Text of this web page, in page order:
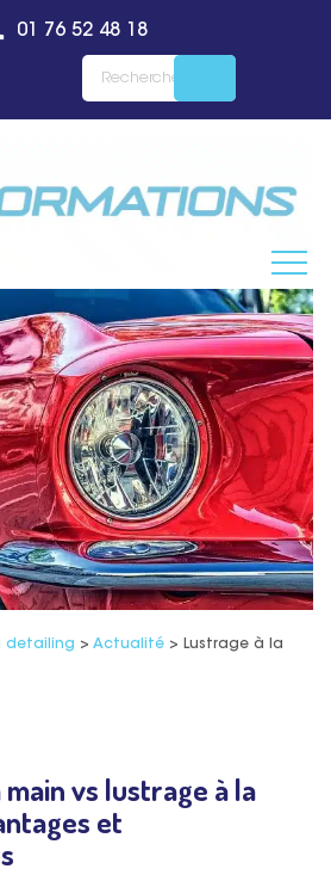
01 76 52 48 18
detailing > Actualité> Lustrage à la
vs lustrage à la
et